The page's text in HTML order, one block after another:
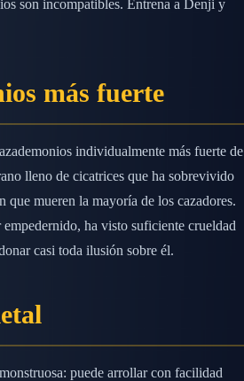
son incompatibles. Entrena a Denji y
más fuerte
individualmente más fuerte de
lleno de cicatrices que ha sobrevivido
que mueren la mayoría de los cazadores.
ha visto suficiente crueldad
casi toda ilusión sobre él.
puede arrollar con facilidad